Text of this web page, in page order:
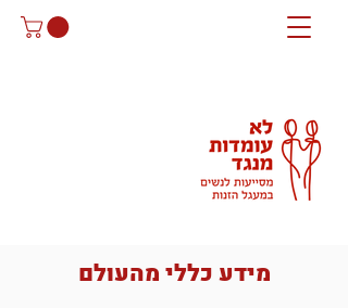
מידע כללי מהעולם